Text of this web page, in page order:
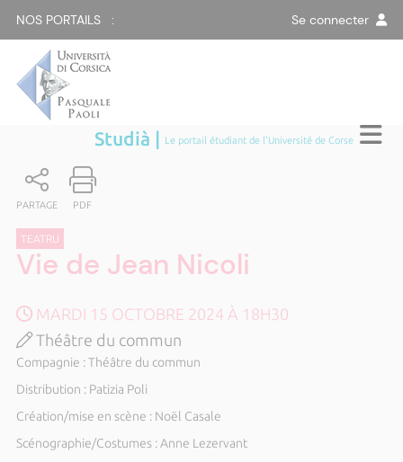
NOS PORTAILS : Se connecter
Studià | Le portail étudiant de l'Université de Corse
PARTAGE PDF
TEATRU
Vie de Jean Nicoli
MARDI 15 OCTOBRE 2024 À 18H30
Théâtre du commun
Compagnie : Théâtre du commun
Distribution : Patizia Poli
Création/mise en scène : Noël Casale
Scénographie/Costumes : Anne Lezervant